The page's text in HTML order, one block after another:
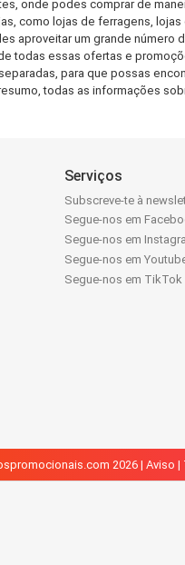
onde podes comprar de
como lojas de ferragens,
aproveitar um grande
todas essas ofertas e
para que possas
todas as informações
Serviços
Subscreve-te à
Segue-nos em
Segue-nos em
Segue-nos em
Segue-nos em TikTok
2026 | Aviso |